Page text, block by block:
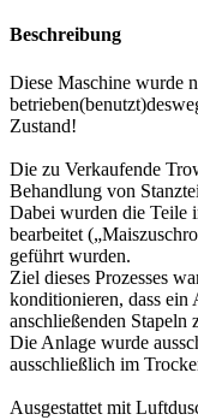
Beschreibung
Diese Maschine wurde
Zustand!
Die zu Verkaufende
Behandlung von
Dabei wurden die Teile
bearbeitet
geführt wurden.
Ziel dieses Prozesses
konditionieren, dass ein
anschließenden
Die Anlage wurde
ausschließlich im
Ausgestattet mit